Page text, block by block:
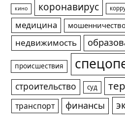
кино коронавирус
медицина
недвижимость
происшествия
строительство суд
транспорт финансы